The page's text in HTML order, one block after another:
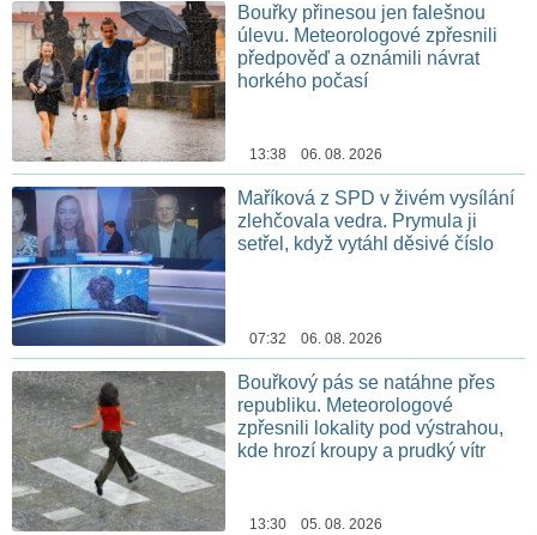
Bouřky přinesou jen falešnou
úlevu. Meteorologové zpřesnili
předpověď a oznámili návrat
horkého počasí
13:38 06. 08. 2026
Maříková z SPD v živém vysílání
zlehčovala vedra. Prymula ji
setřel, když vytáhl děsivé číslo
07:32 06. 08. 2026
Bouřkový pás se natáhne přes
republiku. Meteorologové
zpřesnili lokality pod výstrahou,
kde hrozí kroupy a prudký vítr
13:30 05. 08. 2026